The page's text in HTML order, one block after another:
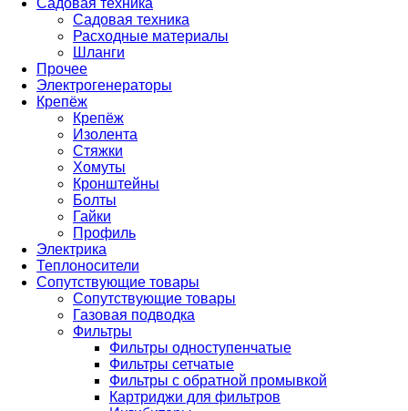
Садовая техника
Садовая техника
Расходные материалы
Шланги
Прочее
Электрогенераторы
Крепёж
Крепёж
Изолента
Стяжки
Хомуты
Кронштейны
Болты
Гайки
Профиль
Электрика
Теплоносители
Сопутствующие товары
Сопутствующие товары
Газовая подводка
Фильтры
Фильтры одноступенчатые
Фильтры сетчатые
Фильтры с обратной промывкой
Картриджи для фильтров